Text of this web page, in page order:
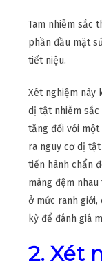
Tam nhiễm sắc
phần đầu mặt
tiết niệu.
Xét nghiệm này
dị tật nhiễm sắc
tăng đối với
ra nguy cơ dị
tiến hành chẩn
màng đệm
ở mức ranh
kỳ để đánh giá
2. Xét